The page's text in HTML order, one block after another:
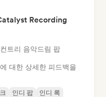
Recording
컨트리 음악드림 팝
대한 상세한 피드백을
인디 팝
인디 록